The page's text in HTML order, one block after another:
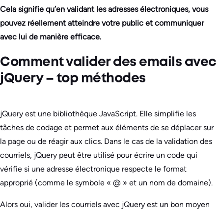
Cela signifie qu’en validant les adresses électroniques, vous
pouvez réellement atteindre votre public et communiquer
avec lui de manière efficace.
Comment valider des emails avec
jQuery – top méthodes
jQuery est une bibliothèque JavaScript. Elle simplifie les
tâches de codage et permet aux éléments de se déplacer sur
la page ou de réagir aux clics. Dans le cas de la validation des
courriels, jQuery peut être utilisé pour écrire un code qui
vérifie si une adresse électronique respecte le format
approprié (comme le symbole « @ » et un nom de domaine).
Alors oui, valider les courriels avec jQuery est un bon moyen